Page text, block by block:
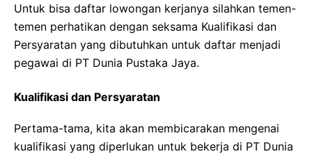
Untuk bisa daftar lowongan kerjanya silahkan temen-
temen perhatikan dengan seksama Kualifikasi dan
Persyaratan yang dibutuhkan untuk daftar menjadi
pegawai di PT Dunia Pustaka Jaya.
Kualifikasi dan Persyaratan
Pertama-tama, kita akan membicarakan mengenai
kualifikasi yang diperlukan untuk bekerja di PT Dunia